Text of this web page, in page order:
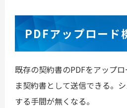
PDFアップロード
既存の契約書のPDFをアップ
ま契約書として送信できる。
する手間が無くなる。